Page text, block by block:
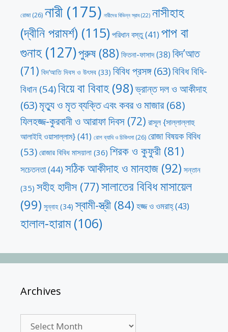
রোজা(26) নারী(175) নারীদের বিভিন্ন স্রাব(22) নাসীহাহ
(দ্বীনি পরামর্শ) (115)পরিধান বস্তু(41) পাপ বা
গুনাহ(127)পুরুষ(88) ফিতনা-ফাসাদ(38) বিদ’আত
(71) বিদ’আতি দিবস ও উৎসব (33) বিবিধ প্রসঙ্গ(63)বিবিধ বিধি-
বিধান(54)বিয়ে বা বিবাহ (98)ভ্রান্ত দল ও আকীদাহ
(63)মৃত্যু ও মৃত ব্যক্তি এবং কবর ও মাজার(68)
যিলহজ্জ-কুরবানী ও আরাফা দিবস (72) রাসূল {সাল্লাল্লাহু
আলাইহি ওয়াসাল্লাম}(41) রোগ ব্যাধি ও চিকিৎসা(26) রোজা বিষয়ক বিবিধ
(53) রোজার বিবিধ মাসয়ালা (36) শিরক ও কুফুরী (81)
সচেতনতা(44) সঠিক আকীদাহ ও মানহাজ (92) সন্তান
(35) সহীহ হাদীস(77)সালাতের বিবিধ মাসায়েল
(99) সুন্নাহ(34) স্বামী-স্ত্রী(84) হজ্জ ও ওমরাহ্‌(43)
হালাল-হারাম(106)
Archives